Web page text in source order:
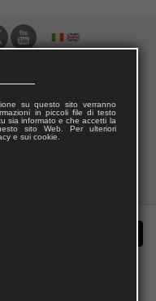
su questo sito verranno
in piccoli file di testo
sia informato e che accetti la
sito Web. Per ulteriori
e sui cookie.